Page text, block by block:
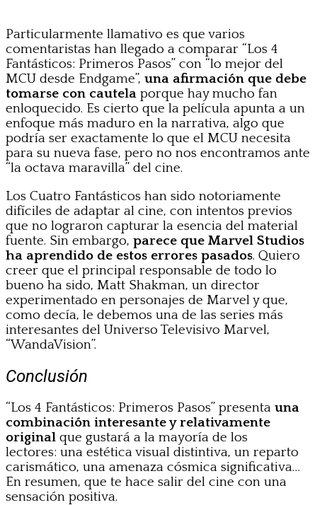
Particularmente llamativo es que varios
comentaristas han llegado a comparar “Los 4
Fantásticos: Primeros Pasos” con “lo mejor del
MCU desde Endgame”, una afirmación que debe
tomarse con cautela porque hay mucho fan
enloquecido. Es cierto que la película apunta a un
enfoque más maduro en la narrativa, algo que
podría ser exactamente lo que el MCU necesita
para su nueva fase, pero no nos encontramos ante
“la octava maravilla” del cine.
Los Cuatro Fantásticos han sido notoriamente
difíciles de adaptar al cine, con intentos previos
que no lograron capturar la esencia del material
fuente. Sin embargo, parece que Marvel Studios
ha aprendido de estos errores pasados. Quiero
creer que el principal responsable de todo lo
bueno ha sido, Matt Shakman, un director
experimentado en personajes de Marvel y que,
como decía, le debemos una de las series más
interesantes del Universo Televisivo Marvel,
“WandaVision”.
Conclusión
“Los 4 Fantásticos: Primeros Pasos” presenta una
combinación interesante y relativamente
original que gustará a la mayoría de los
lectores: una estética visual distintiva, un reparto
carismático, una amenaza cósmica significativa…
En resumen, que te hace salir del cine con una
sensación positiva.